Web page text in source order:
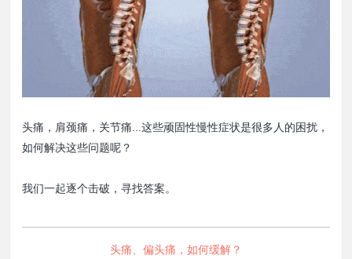
头痛，肩颈痛，关节痛...这些顽固性慢性症状是很多人的困扰，
如何解决这些问题呢？
我们一起逐个击破，寻找答案。
头痛、偏头痛，如何缓解？